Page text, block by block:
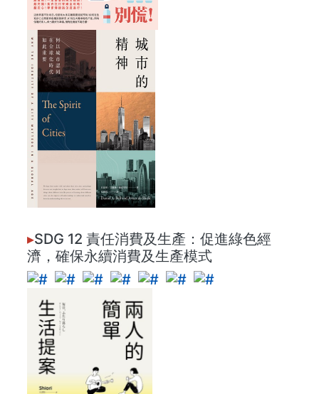
▸SDG 12 責任消費及生產：促進綠色經
濟，確保永續消費及生產模式